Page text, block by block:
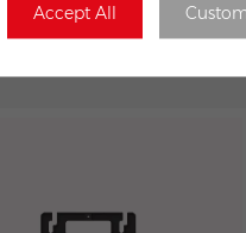
Accept All